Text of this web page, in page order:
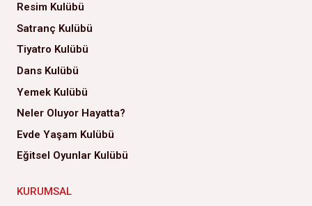
Resim Kulübü
Satranç Kulübü
Tiyatro Kulübü
Dans Kulübü
Yemek Kulübü
Neler Oluyor Hayatta?
Evde Yaşam Kulübü
Eğitsel Oyunlar Kulübü
KURUMSAL